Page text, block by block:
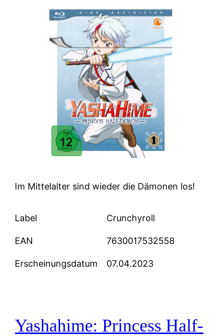
Im Mittelalter sind wieder die Dämonen los!
Label Crunchyroll
EAN 7630017532558
Erscheinungsdatum 07.04.2023
Yashahime: Princess Half-